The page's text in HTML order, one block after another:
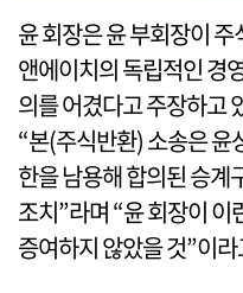
윤 회장은 윤 부회장이
앤에이치의 독립적인 경
의를 어겼다고 주장하고
“본(주식반환) 소송은 윤
한을 남용해 합의된 승계
조치”라며 “윤 회장이
증여하지 않았을 것”이